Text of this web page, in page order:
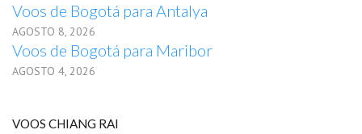
Voos de Bogotá para Antalya
AGOSTO 8, 2026
Voos de Bogotá para Maribor
AGOSTO 4, 2026
VOOS CHIANG RAI